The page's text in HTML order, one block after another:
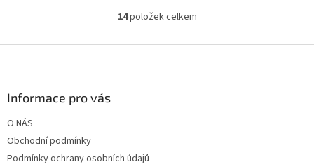
O
l
14položek celkem
Informace pro vás
O NÁS
Obchodní podmínky
Podmínky ochrany osobních údajů